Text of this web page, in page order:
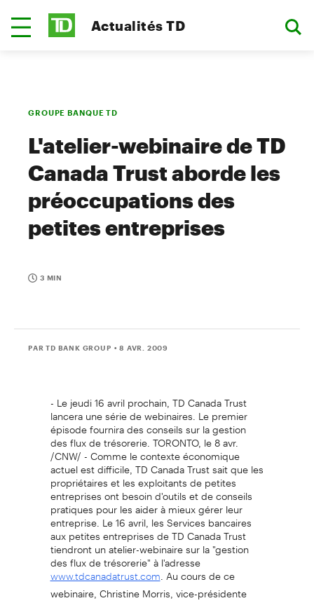
Actualités TD
GROUPE BANQUE TD
L'atelier-webinaire de TD
Canada Trust aborde les
préoccupations des
petites entreprises
3 MIN
PAR TD BANK GROUP • 8 AVR. 2009
- Le jeudi 16 avril prochain, TD Canada Trust
lancera une série de webinaires. Le premier
épisode fournira des conseils sur la gestion
des flux de trésorerie. TORONTO, le 8 avr.
/CNW/ - Comme le contexte économique
actuel est difficile, TD Canada Trust sait que les
propriétaires et les exploitants de petites
entreprises ont besoin d'outils et de conseils
pratiques pour les aider à mieux gérer leur
entreprise. Le 16 avril, les Services bancaires
aux petites entreprises de TD Canada Trust
tiendront un atelier-webinaire sur la "gestion
des flux de trésorerie" à l'adresse
www.tdcanadatrust.com. Au cours de ce
webinaire, Christine Morris, vice-présidente